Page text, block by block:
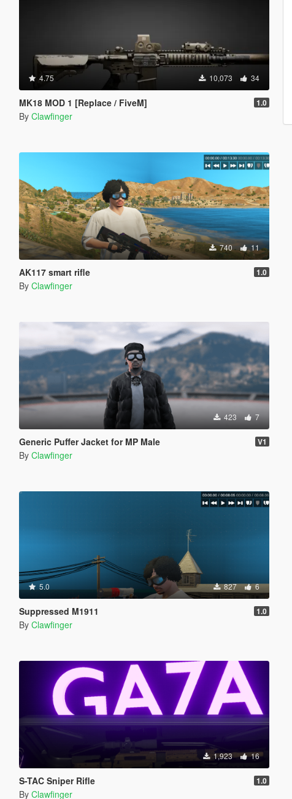
4.75 10,073 34
MK18 MOD 1 [Replace / FiveM] 1.0
By Clawfinger
740 11
AK117 smart rifle 1.0
By Clawfinger
423 7
Generic Puffer Jacket for MP Male V1
By Clawfinger
5.0 827 6
Suppressed M1911 1.0
By Clawfinger
1,923 16
S-TAC Sniper Rifle 1.0
By Clawfinger